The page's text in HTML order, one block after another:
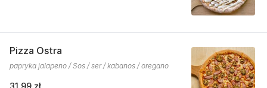
Pizza Ostra
papryka jalapeno / Sos / ser / kabanos / oregano
31,99 zł